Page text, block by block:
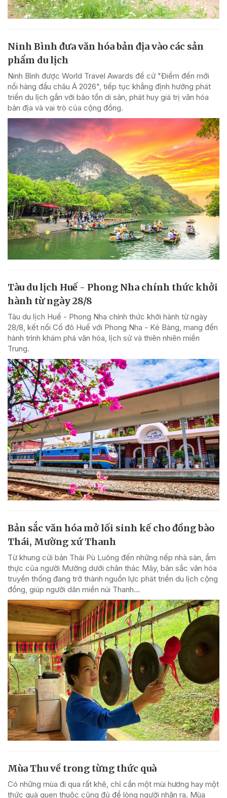
Ninh Bình đưa văn hóa bản địa vào các sản
phẩm du lịch
Ninh Bình được World Travel Awards đề cử "Điểm đến mới
nổi hàng đầu châu Á 2026", tiếp tục khẳng định hướng phát
triển du lịch gắn với bảo tồn di sản, phát huy giá trị văn hóa
bản địa và vai trò của cộng đồng.
Tàu du lịch Huế - Phong Nha chính thức khởi
hành từ ngày 28/8
Tàu du lịch Huế - Phong Nha chính thức khởi hành từ ngày
28/8, kết nối Cố đô Huế với Phong Nha - Kẻ Bàng, mang đến
hành trình khám phá văn hóa, lịch sử và thiên nhiên miền
Trung.
Bản sắc văn hóa mở lối sinh kế cho đồng bào
Thái, Mường xứ Thanh
Từ khung cửi bản Thái Pù Luông đến những nếp nhà sàn, ẩm
thực của người Mường dưới chân thác Mây, bản sắc văn hóa
truyền thống đang trở thành nguồn lực phát triển du lịch cộng
đồng, giúp người dân miền núi Thanh...
Mùa Thu về trong từng thức quà
Có những mùa đi qua rất khẽ, chỉ cần một mùi hương hay một
thức quà quen thuộc cũng đủ để lòng người nhận ra. Mùa